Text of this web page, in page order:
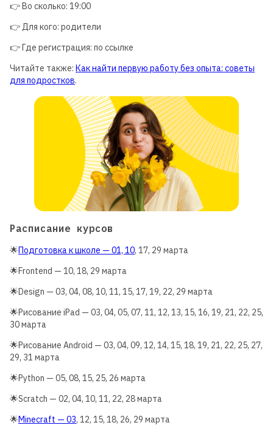
👉 Во сколько: 19:00
👉 Для кого: родители
👉 Где регистрация: по ссылке
Читайте также: Как найти первую работу без опыта: советы
для подростков.
Расписание курсов
🌟Подготовка к школе — 01, 10, 17, 29 марта
🌟Frontend — 10, 18, 29 марта
🌟Design — 03, 04, 08, 10, 11, 15, 17, 19, 22, 29 марта
🌟Рисование iPad — 03, 04, 05, 07, 11, 12, 13, 15, 16, 19, 21, 22, 25,
30 марта
🌟Рисование Android — 03, 04, 09, 12, 14, 15, 18, 19, 21, 22, 25, 27,
29, 31 марта
🌟Python — 05, 08, 15, 25, 26 марта
🌟Scratch — 02, 04, 10, 11, 22, 28 марта
🌟Minecraft — 03, 12, 15, 18, 26, 29 марта